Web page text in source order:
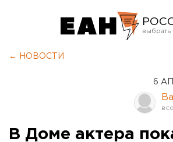
← НОВОСТИ
6
В Доме актера